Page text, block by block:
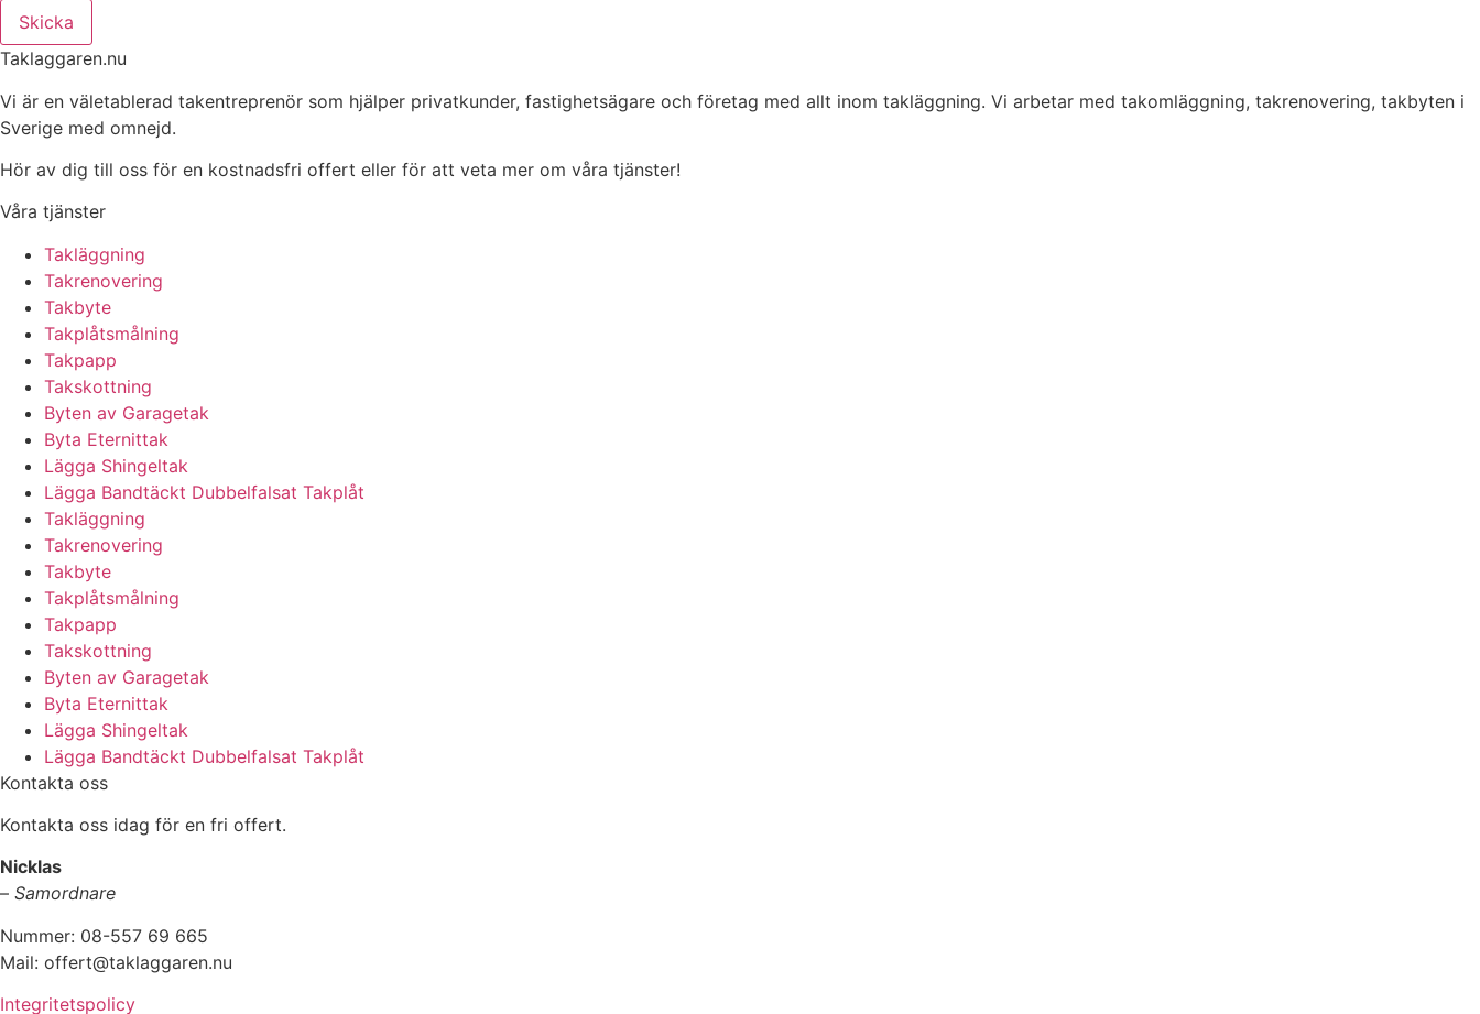
Skicka
Taklaggaren.nu
Vi är en väletablerad takentreprenör som hjälper privatkunder, fastighetsägare och företag med allt inom takläggning. Vi arbetar med takomläggning, takrenovering, takbyten i
Sverige med omnejd.
Hör av dig till oss för en kostnadsfri offert eller för att veta mer om våra tjänster!
Våra tjänster
Takläggning
Takrenovering
Takbyte
Takplåtsmålning
Takpapp
Takskottning
Byten av Garagetak
Byta Eternittak
Lägga Shingeltak
Lägga Bandtäckt Dubbelfalsat Takplåt
Takläggning
Takrenovering
Takbyte
Takplåtsmålning
Takpapp
Takskottning
Byten av Garagetak
Byta Eternittak
Lägga Shingeltak
Lägga Bandtäckt Dubbelfalsat Takplåt
Kontakta oss
Kontakta oss idag för en fri offert.
Nicklas
– Samordnare
Nummer: 08-557 69 665
Mail: offert@taklaggaren.nu
Integritetspolicy